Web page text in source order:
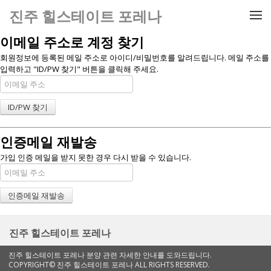
메뉴 건너뛰기
진주 힐스테이트 포레나
이메일 주소로 계정 찾기
회원정보에 등록된 메일 주소로 아이디/비밀번호를 알려드립니다. 메일 주소를
입력하고 "ID/PW 찾기" 버튼을 클릭해 주세요.
인증메일 재발송
가입 인증 메일을 받지 못한 경우 다시 받을 수 있습니다.
진주 힐스테이트 포레나
진주 힐스테이트 포레나 분양 관련 자세한 안내를 도와드립니다.
COPYRIGHT© 진주 힐스테이트 포레나 ALL RIGHTS RESERVED.